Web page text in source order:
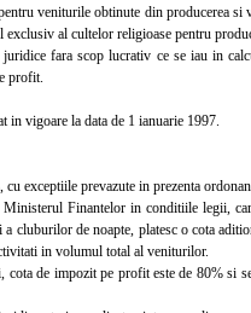
veniturile obtinute din producerea si
al cultelor religioase pentru
fara scop lucrativ ce se iau in
profit.
vigoare la data de 1 ianuarie 1997.
exceptiile prevazute in prezenta
Finantelor in conditiile legii,
cluburilor de noapte, platesc o cota
in volumul total al veniturilor.
de impozit pe profit este de 80% si